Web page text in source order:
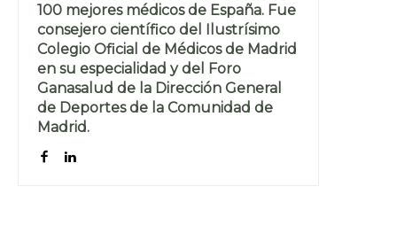
100 mejores médicos de España. Fue
consejero científico del Ilustrísimo
Colegio Oficial de Médicos de Madrid
en su especialidad y del Foro
Ganasalud de la Dirección General
de Deportes de la Comunidad de
Madrid.